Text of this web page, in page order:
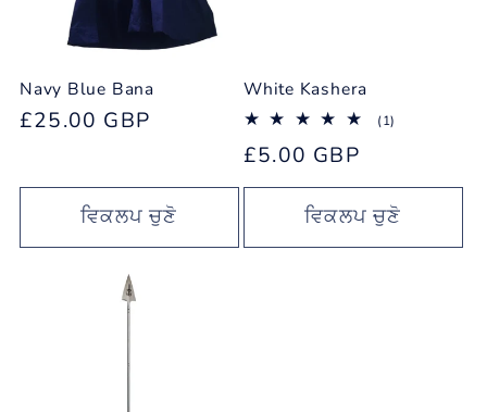
Navy Blue Bana
ਨਿਯਮਤ
£25.00 GBP
ਵਿਕਲਪ ਚੁਣੋ
White Kashera
(1)
ਨਿਯਮਤ
ਕੀਮਤ
£5.00 GBP
ਵਿਕਲਪ ਚੁਣੋ